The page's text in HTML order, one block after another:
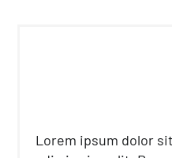
Lorem ipsum dolor